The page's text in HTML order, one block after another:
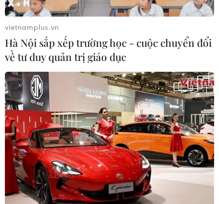
USD cho các công ty năng lượng tái tạo tại Việt Nam
thông qua Vietcombank.
vietnamplus.vn
Hà Nội sắp xếp trường học - cuộc chuyển đổi
về tư duy quản trị giáo dục